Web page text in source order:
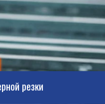
резки